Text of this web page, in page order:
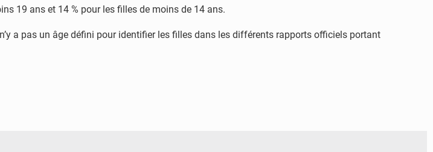
19 ans et 14 % pour les filles de moins de 14 ans.
a pas un âge défini pour identifier les filles dans les différents rapports officiels portant